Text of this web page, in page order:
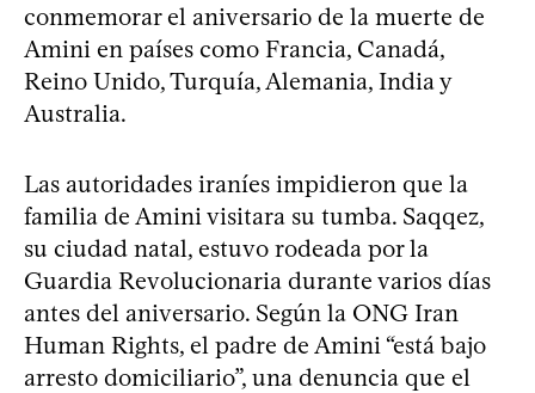
conmemorar el aniversario de la muerte de
Amini en países como Francia, Canadá,
Reino Unido, Turquía, Alemania, India y
Australia.
Las autoridades iraníes impidieron que la
familia de Amini visitara su tumba. Saqqez,
su ciudad natal, estuvo rodeada por la
Guardia Revolucionaria durante varios días
antes del aniversario. Según la ONG Iran
Human Rights, el padre de Amini “está bajo
arresto domiciliario”, una denuncia que el